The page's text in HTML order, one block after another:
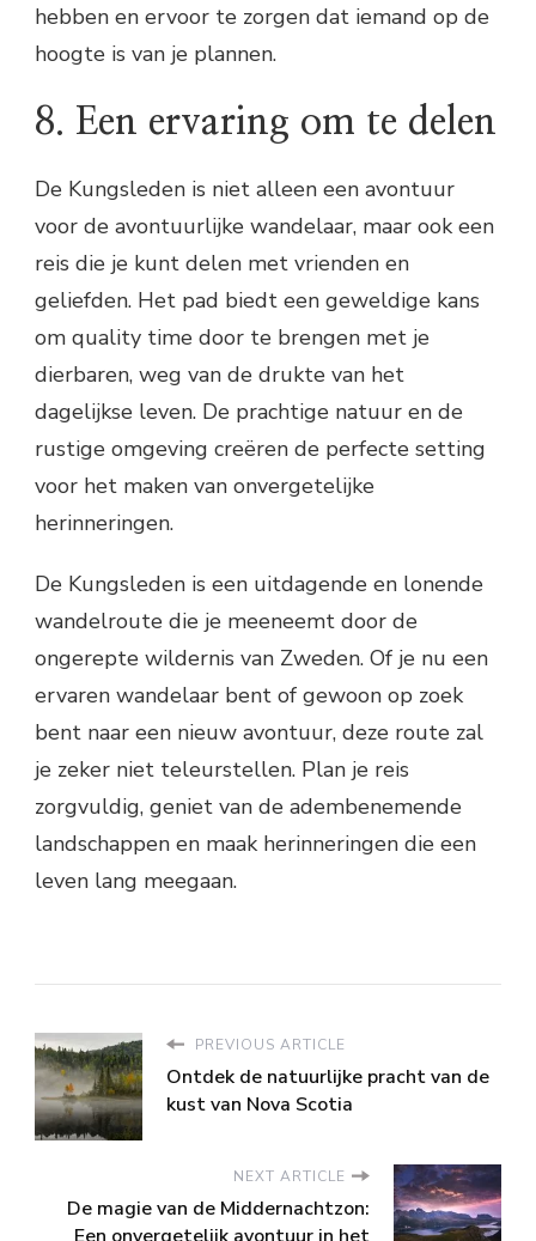
hebben en ervoor te zorgen dat iemand op de
hoogte is van je plannen.
8. Een ervaring om te delen
De Kungsleden is niet alleen een avontuur
voor de avontuurlijke wandelaar, maar ook een
reis die je kunt delen met vrienden en
geliefden. Het pad biedt een geweldige kans
om quality time door te brengen met je
dierbaren, weg van de drukte van het
dagelijkse leven. De prachtige natuur en de
rustige omgeving creëren de perfecte setting
voor het maken van onvergetelijke
herinneringen.
De Kungsleden is een uitdagende en lonende
wandelroute die je meeneemt door de
ongerepte wildernis van Zweden. Of je nu een
ervaren wandelaar bent of gewoon op zoek
bent naar een nieuw avontuur, deze route zal
je zeker niet teleurstellen. Plan je reis
zorgvuldig, geniet van de adembenemende
landschappen en maak herinneringen die een
leven lang meegaan.
PREVIOUS ARTICLE
Ontdek de natuurlijke pracht van de
kust van Nova Scotia
NEXT ARTICLE
De magie van de Middernachtzon: